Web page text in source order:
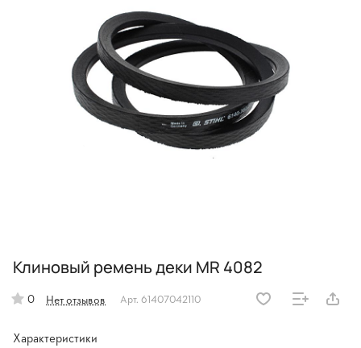
Клиновый ремень деки MR 4082
0 Нет отзывов Арт. 61407042110
Характеристики